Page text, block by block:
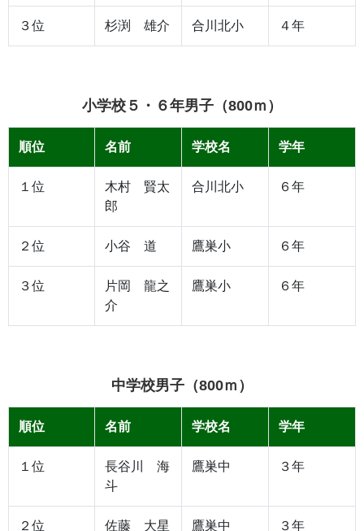
３位 杉渕 雄介 合川北小 ４年
小学校５・６年男子（800ｍ）
順位 名前 学校名 学年
１位
木村 賢太
郎
合川北小 ６年
２位 小谷 道 鷹巣小 ６年
３位
片岡 龍之
介
鷹巣小 ６年
中学校男子（800ｍ）
順位 名前 学校名 学年
１位
長谷川 海
斗
鷹巣中 ３年
２位 佐藤 大星 鷹巣中 ３年